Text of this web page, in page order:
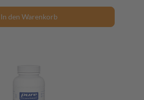
In den Warenkorb